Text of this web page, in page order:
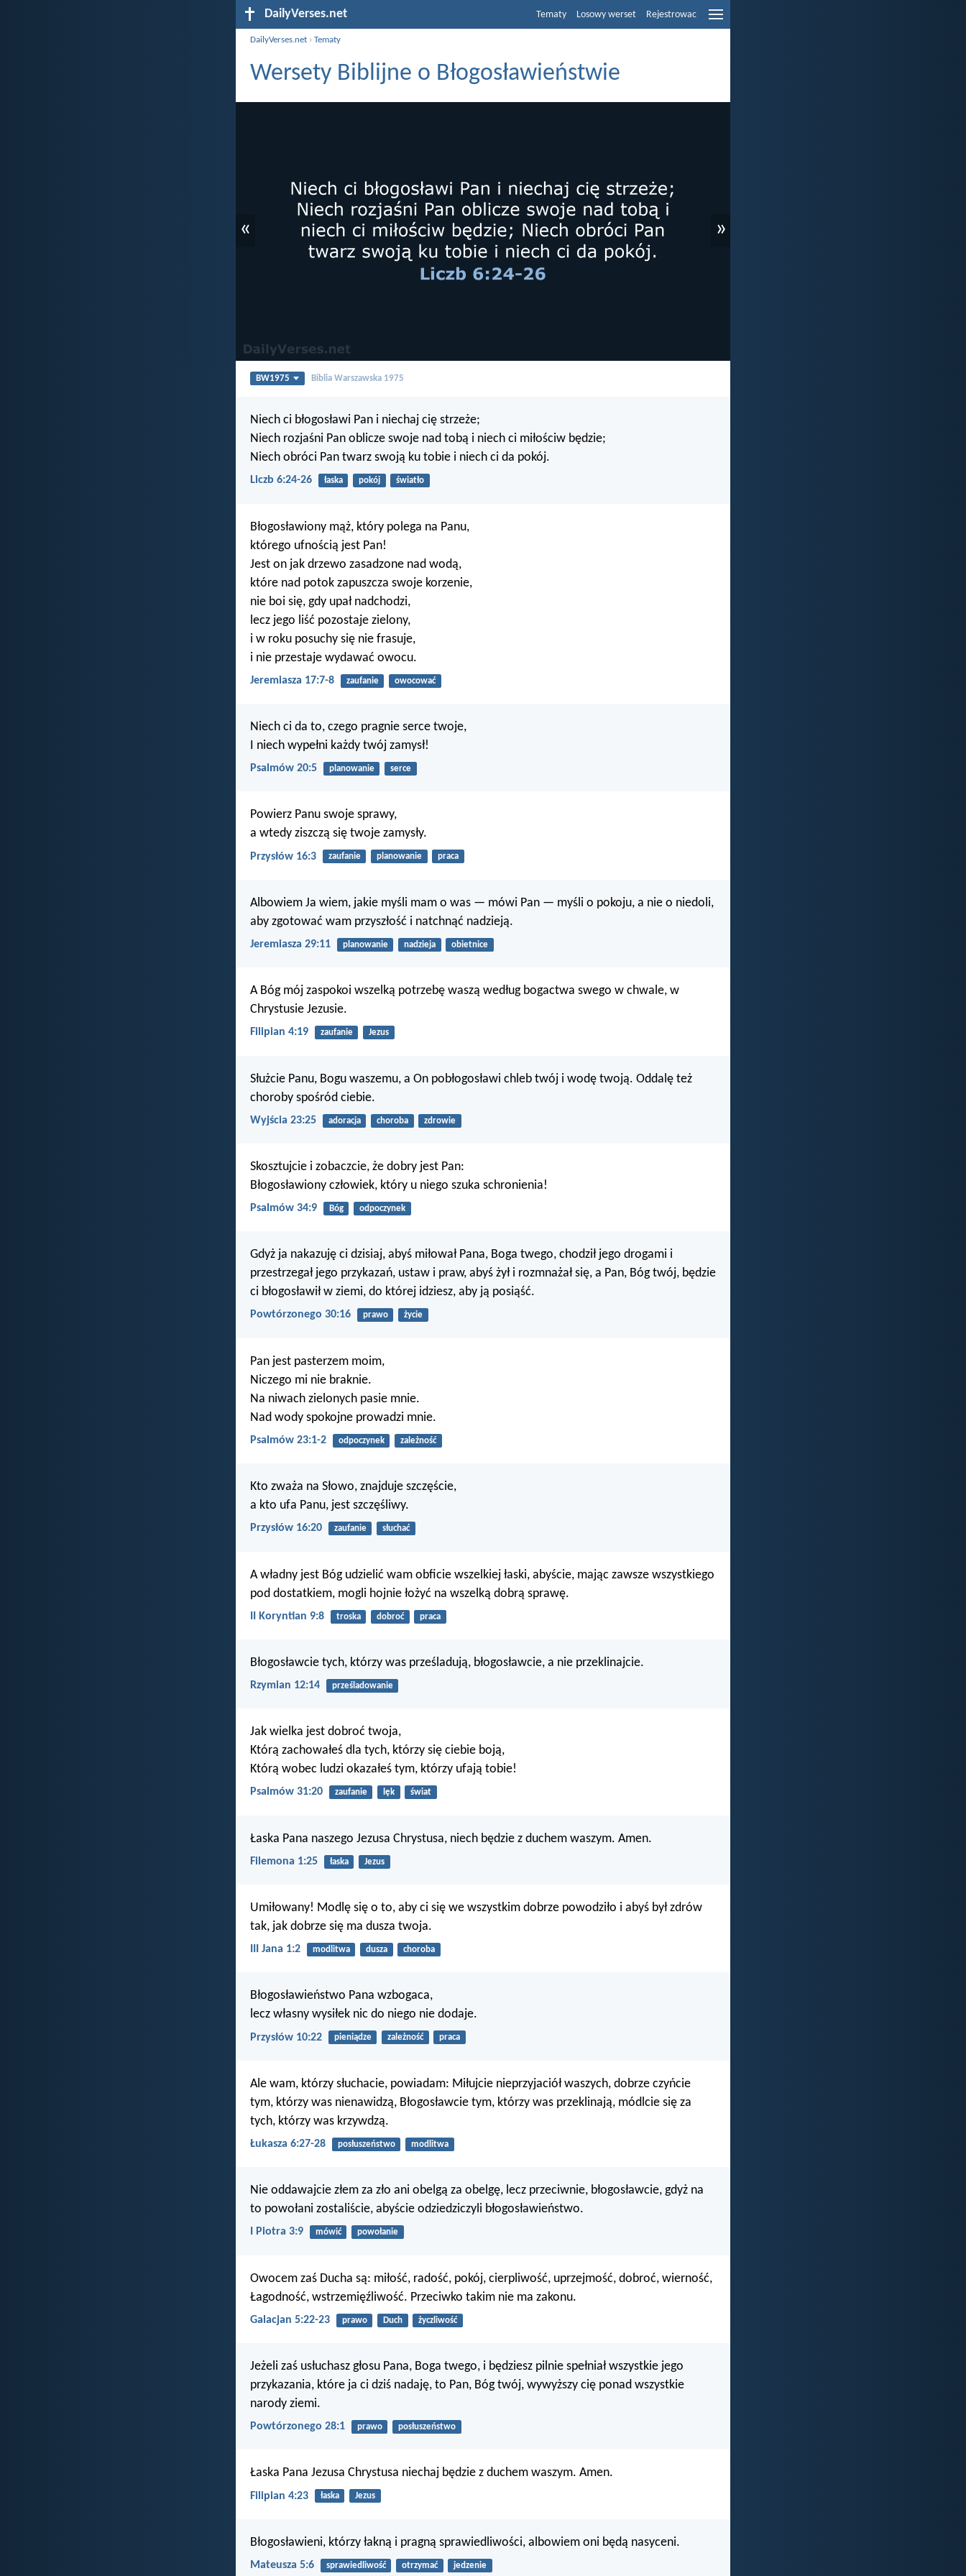
DailyVerses.net Tematy Losowy werset Rejestrowac
DailyVerses.net ›Tematy
Wersety Biblijne o Błogosławieństwie
« »
BW1975 Biblia Warszawska 1975
Niech ci błogosławi Pan i niechaj cię strzeże;
Niech rozjaśni Pan oblicze swoje nad tobą i niech ci miłościw będzie;
Niech obróci Pan twarz swoją ku tobie i niech ci da pokój.
Liczb 6:24-26 łaska pokój światło
Błogosławiony mąż, który polega na Panu,
którego ufnością jest Pan!
Jest on jak drzewo zasadzone nad wodą,
które nad potok zapuszcza swoje korzenie,
nie boi się, gdy upał nadchodzi,
lecz jego liść pozostaje zielony,
i w roku posuchy się nie frasuje,
i nie przestaje wydawać owocu.
Jeremiasza 17:7-8 zaufanie owocować
Niech ci da to, czego pragnie serce twoje,
I niech wypełni każdy twój zamysł!
Psalmów 20:5 planowanie serce
Powierz Panu swoje sprawy,
a wtedy ziszczą się twoje zamysły.
Przysłów 16:3 zaufanie planowanie praca
Albowiem Ja wiem, jakie myśli mam o was — mówi Pan — myśli o pokoju, a nie o niedoli,
aby zgotować wam przyszłość i natchnąć nadzieją.
Jeremiasza 29:11 planowanie nadzieja obietnice
A Bóg mój zaspokoi wszelką potrzebę waszą według bogactwa swego w chwale, w
Chrystusie Jezusie.
Filipian 4:19 zaufanie Jezus
Służcie Panu, Bogu waszemu, a On pobłogosławi chleb twój i wodę twoją. Oddalę też
choroby spośród ciebie.
Wyjścia 23:25 adoracja choroba zdrowie
Skosztujcie i zobaczcie, że dobry jest Pan:
Błogosławiony człowiek, który u niego szuka schronienia!
Psalmów 34:9 Bóg odpoczynek
Gdyż ja nakazuję ci dzisiaj, abyś miłował Pana, Boga twego, chodził jego drogami i
przestrzegał jego przykazań, ustaw i praw, abyś żył i rozmnażał się, a Pan, Bóg twój, będzie
ci błogosławił w ziemi, do której idziesz, aby ją posiąść.
Powtórzonego 30:16 prawo życie
Pan jest pasterzem moim,
Niczego mi nie braknie.
Na niwach zielonych pasie mnie.
Nad wody spokojne prowadzi mnie.
Psalmów 23:1-2 odpoczynek zależność
Kto zważa na Słowo, znajduje szczęście,
a kto ufa Panu, jest szczęśliwy.
Przysłów 16:20 zaufanie słuchać
A władny jest Bóg udzielić wam obficie wszelkiej łaski, abyście, mając zawsze wszystkiego
pod dostatkiem, mogli hojnie łożyć na wszelką dobrą sprawę.
II Koryntian 9:8 troska dobroć praca
Błogosławcie tych, którzy was prześladują, błogosławcie, a nie przeklinajcie.
Rzymian 12:14 prześladowanie
Jak wielka jest dobroć twoja,
Którą zachowałeś dla tych, którzy się ciebie boją,
Którą wobec ludzi okazałeś tym, którzy ufają tobie!
Psalmów 31:20 zaufanie lęk świat
Łaska Pana naszego Jezusa Chrystusa, niech będzie z duchem waszym. Amen.
Filemona 1:25 łaska Jezus
Umiłowany! Modlę się o to, aby ci się we wszystkim dobrze powodziło i abyś był zdrów
tak, jak dobrze się ma dusza twoja.
III Jana 1:2 modlitwa dusza choroba
Błogosławieństwo Pana wzbogaca,
lecz własny wysiłek nic do niego nie dodaje.
Przysłów 10:22 pieniądze zależność praca
Ale wam, którzy słuchacie, powiadam: Miłujcie nieprzyjaciół waszych, dobrze czyńcie
tym, którzy was nienawidzą, Błogosławcie tym, którzy was przeklinają, módlcie się za
tych, którzy was krzywdzą.
Łukasza 6:27-28 posłuszeństwo modlitwa
Nie oddawajcie złem za zło ani obelgą za obelgę, lecz przeciwnie, błogosławcie, gdyż na
to powołani zostaliście, abyście odziedziczyli błogosławieństwo.
I Piotra 3:9 mówić powołanie
Owocem zaś Ducha są: miłość, radość, pokój, cierpliwość, uprzejmość, dobroć, wierność,
Łagodność, wstrzemięźliwość. Przeciwko takim nie ma zakonu.
Galacjan 5:22-23 prawo Duch życzliwość
Jeżeli zaś usłuchasz głosu Pana, Boga twego, i będziesz pilnie spełniał wszystkie jego
przykazania, które ja ci dziś nadaję, to Pan, Bóg twój, wywyższy cię ponad wszystkie
narody ziemi.
Powtórzonego 28:1 prawo posłuszeństwo
Łaska Pana Jezusa Chrystusa niechaj będzie z duchem waszym. Amen.
Filipian 4:23 łaska Jezus
Błogosławieni, którzy łakną i pragną sprawiedliwości, albowiem oni będą nasyceni.
Mateusza 5:6 sprawiedliwość otrzymać jedzenie